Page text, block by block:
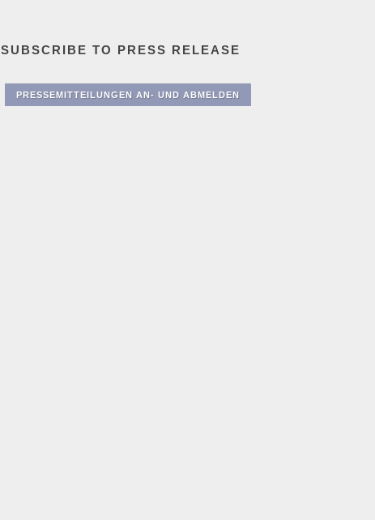
SUBSCRIBE TO PRESS RELEASE
PRESSEMITTEILUNGEN AN- UND ABMELDEN